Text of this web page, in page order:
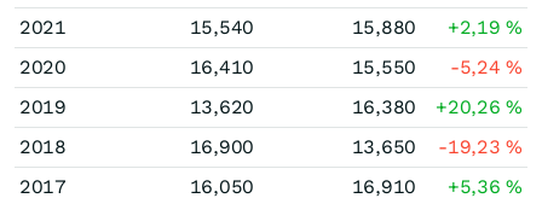
2021
15,540 15,880 +2,19%
2020
16,410 15,550 -5,24%
2019
13,620 16,380 +20,26%
2018
16,900 13,650 -19,23%
2017
16,050 16,910 +5,36%